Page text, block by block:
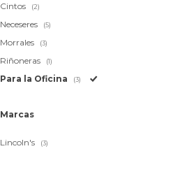
Cintos (2)
Neceseres (5)
Morrales (3)
Riñoneras (1)
Para la Oficina (3)
Marcas
Lincoln's (3)